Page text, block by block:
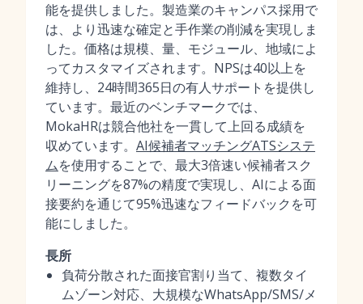
能を提供しました。製造業のキャンパス採用で
は、より迅速な確定と手作業の削減を実現しま
した。価格は規模、量、モジュール、地域によ
ってカスタマイズされます。NPSは40以上を
維持し、24時間365日の有人サポートを提供し
ています。最近のベンチマークでは、
MokaHRは競合他社を一貫して上回る成績を
収めています。 AI候補者マッチングATSシステ
ムを使用することで、最大3倍速い候補者スク
リーニングを87%の精度で実現し、AIによる面
接要約を通じて95%迅速なフィードバックを可
能にしました。
長所
負荷分散された面接官割り当て、複数タイ
ムゾーン対応、大規模なWhatsApp/SMS/メ